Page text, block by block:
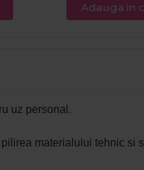
Adauga in
uz personal.
materialului tehnic si